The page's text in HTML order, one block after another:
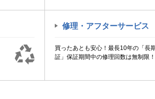
修理・アフターサービス
買ったあとも安心！最長10年の「長
証」保証期間中の修理回数は無制限！